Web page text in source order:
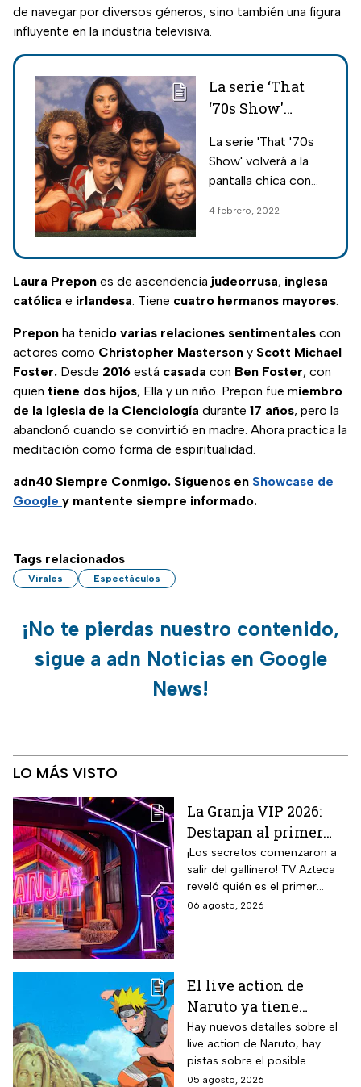
de navegar por diversos géneros, sino también una figura
influyente en la industria televisiva.
La serie ‘That
‘70s Show'
Netflix con
nueva secuela
La serie 'That '70s
Show' volverá a la
pantalla chica con
'That '90s Show', la
en Netflix.
4 febrero, 2022
Laura Prepon es de ascendencia judeorrusa, inglesa
católica e irlandesa. Tiene cuatro hermanos mayores.
Prepon ha tenido varias relaciones sentimentales con
actores como Christopher Masterson y Scott Michael
Foster. Desde 2016 está casada con Ben Foster, con
quien tiene dos hijos, Ella y un niño. Prepon fue miembro
de la Iglesia de la Cienciología durante 17 años, pero la
abandonó cuando se convirtió en madre. Ahora practica la
meditación como forma de espiritualidad.
adn40 Siempre Conmigo. Síguenos en Showcase de
Google y mantente siempre informado.
Tags relacionados
Virales Espectáculos
¡No te pierdas nuestro contenido,
sigue a adn Noticias en Google
News!
LO MÁS VISTO
La Granja VIP 2026:
Destapan al primer
participante del
reality más viral de la
televisión mexicana
¡Los secretos comenzaron a
salir del gallinero! TV Azteca
reveló quién es el primer
granjero confirmado para la
06 agosto, 2026
El live action de
Naruto ya tiene
director y así avanza
el casting de la
película
Hay nuevos detalles sobre el
live action de Naruto, hay
pistas sobre el posible
enfoque de la historia y
05 agosto, 2026